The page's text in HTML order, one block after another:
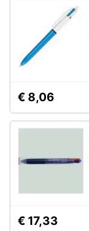
€ 8,06
€ 17,33